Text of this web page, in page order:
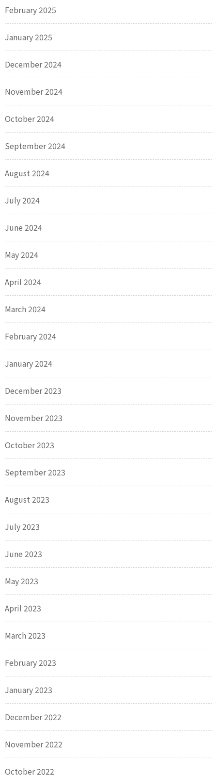
February 2025
January 2025
December 2024
November 2024
October 2024
September 2024
August 2024
July 2024
June 2024
May 2024
April 2024
March 2024
February 2024
January 2024
December 2023
November 2023
October 2023
September 2023
August 2023
July 2023
June 2023
May 2023
April 2023
March 2023
February 2023
January 2023
December 2022
November 2022
October 2022